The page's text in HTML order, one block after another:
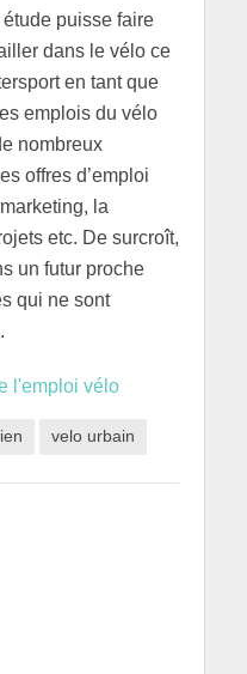
puisse faire
dans le vélo ce
en tant que
emplois du vélo
nombreux
offres d’emploi
la
etc. De surcroît,
un futur proche
qui ne sont
velo urbain